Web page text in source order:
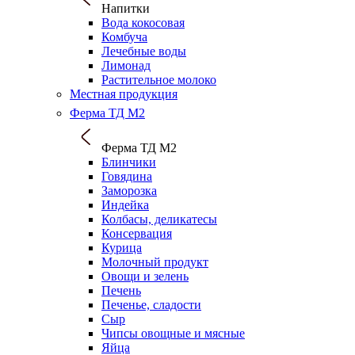
Напитки
Вода кокосовая
Комбуча
Лечебные воды
Лимонад
Растительное молоко
Местная продукция
Ферма ТД М2
Ферма ТД М2
Блинчики
Говядина
Заморозка
Индейка
Колбасы, деликатесы
Консервация
Курица
Молочный продукт
Овощи и зелень
Печень
Печенье, сладости
Сыр
Чипсы овощные и мясные
Яйца